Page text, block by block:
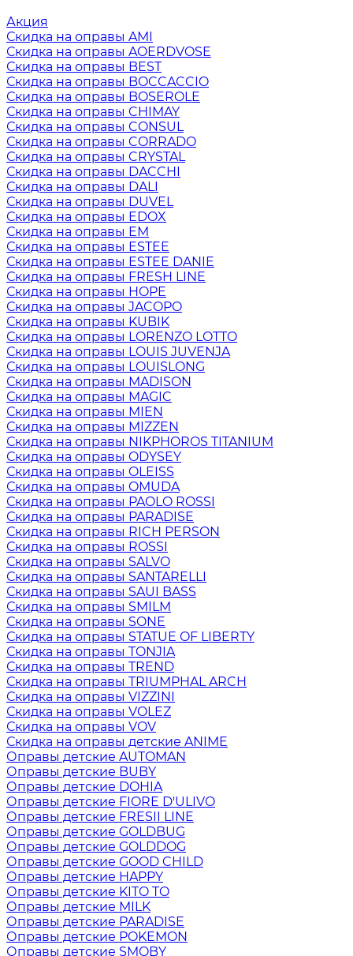
Акция
Скидка на оправы AMI
Скидка на оправы AOERDVOSE
Скидка на оправы BEST
Скидка на оправы BOCCACCIO
Скидка на оправы BOSEROLE
Скидка на оправы CHIMAY
Скидка на оправы CONSUL
Скидка на оправы CORRADO
Скидка на оправы CRYSTAL
Скидка на оправы DACCHI
Скидка на оправы DALI
Скидка на оправы DUVEL
Скидка на оправы EDOX
Скидка на оправы EM
Скидка на оправы ESTEE
Скидка на оправы ESTEE DANIE
Скидка на оправы FRESH LINE
Скидка на оправы HOPE
Скидка на оправы JACOPO
Скидка на оправы KUBIK
Скидка на оправы LORENZO LOTTO
Скидка на оправы LOUIS JUVENJA
Скидка на оправы LOUISLONG
Скидка на оправы MADISON
Скидка на оправы MAGIC
Скидка на оправы MIEN
Скидка на оправы MIZZEN
Скидка на оправы NIKPHOROS TITANIUM
Скидка на оправы ODYSEY
Скидка на оправы OLEISS
Скидка на оправы OMUDA
Скидка на оправы PAOLO ROSSI
Скидка на оправы PARADISE
Скидка на оправы RICH PERSON
Скидка на оправы ROSSI
Скидка на оправы SALVO
Скидка на оправы SANTARELLI
Скидка на оправы SAUI BASS
Скидка на оправы SMILM
Скидка на оправы SONE
Скидка на оправы STATUE OF LIBERTY
Скидка на оправы TONJIA
Скидка на оправы TREND
Скидка на оправы TRIUMPHAL ARCH
Скидка на оправы VIZZINI
Скидка на оправы VOLEZ
Скидка на оправы VOV
Скидка на оправы детские ANIME
Оправы детские AUTOMAN
Оправы детские BUBY
Оправы детские DOHIA
Оправы детские FIORE D'ULIVO
Оправы детские FRESII LINE
Оправы детские GOLDBUG
Оправы детские GOLDDOG
Оправы детские GOOD CHILD
Оправы детские HAPPY
Оправы детские KITO TO
Оправы детские MILK
Оправы детские PARADISE
Оправы детские POKEMON
Оправы детские SMOBY